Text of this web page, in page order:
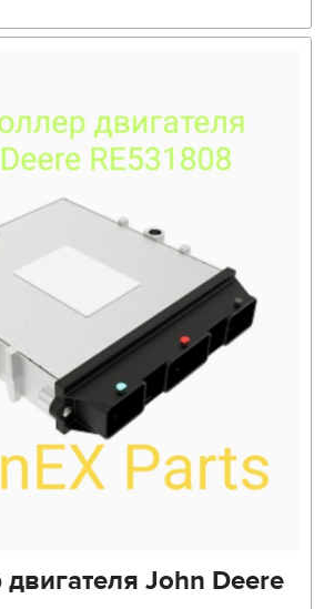
двигателя John Deere